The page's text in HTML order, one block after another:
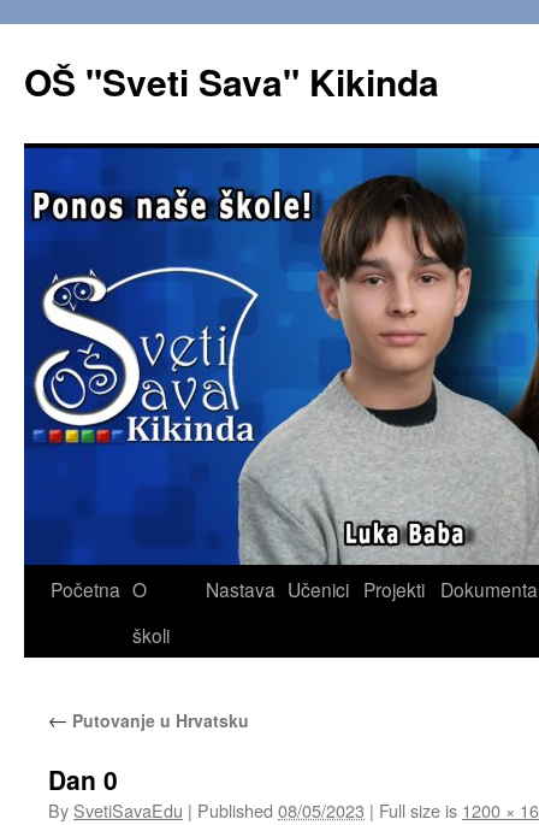
OŠ "Sveti Sava" Kikinda
Skip
Početna O
školi
Nastava Učenici Projekti Dokumenta
← Putovanje u Hrvatsku
Dan 0
By SvetiSavaEdu | Published 08/05/2023 | Full size is 1200 ×